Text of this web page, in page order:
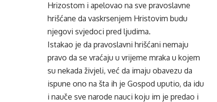
Hrizostom i apelovao na sve pravoslavne
hrišćane da vaskrsenjem Hristovim budu
njegovi svjedoci pred ljudima.
Istakao je da pravoslavni hrišćani nemaju
pravo da se vraćaju u vrijeme mraka u kojem
su nekada živjeli, već da imaju obavezu da
ispune ono na šta ih je Gospod uputio, da idu
i nauče sve narode nauci koju im je predao i